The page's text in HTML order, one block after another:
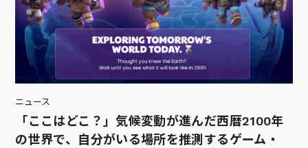
ニュース
「ここはどこ？」気候変動が進んだ西暦2100年
の世界で、自分がいる場所を推測するゲーム・